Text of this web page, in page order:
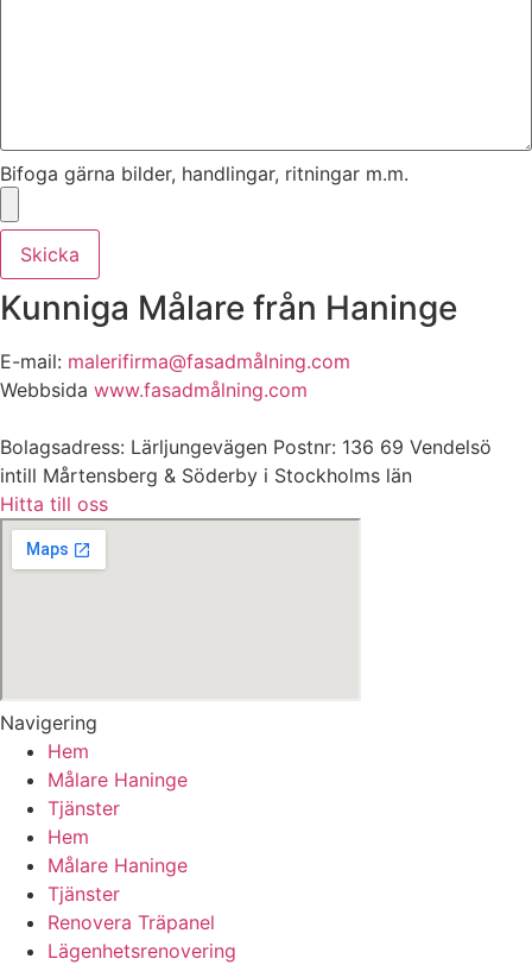
Bifoga gärna bilder, handlingar, ritningar m.m.
Skicka
Kunniga Målare från Haninge
E-mail: malerifirma@fasadmålning.com
Webbsida www.fasadmålning.com
Bolagsadress: Lärljungevägen Postnr: 136 69 Vendelsö
intill Mårtensberg & Söderby i Stockholms län
Hitta till oss
Navigering
Hem
Målare Haninge
Tjänster
Hem
Målare Haninge
Tjänster
Renovera Träpanel
Lägenhetsrenovering